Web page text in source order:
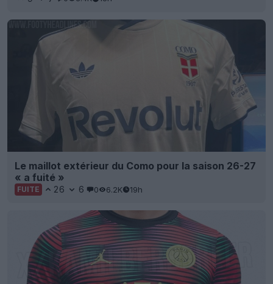
Le maillot extérieur du Como pour la saison 26-27
« a fuité »
FUITE 26 6 0 6.2K 19h